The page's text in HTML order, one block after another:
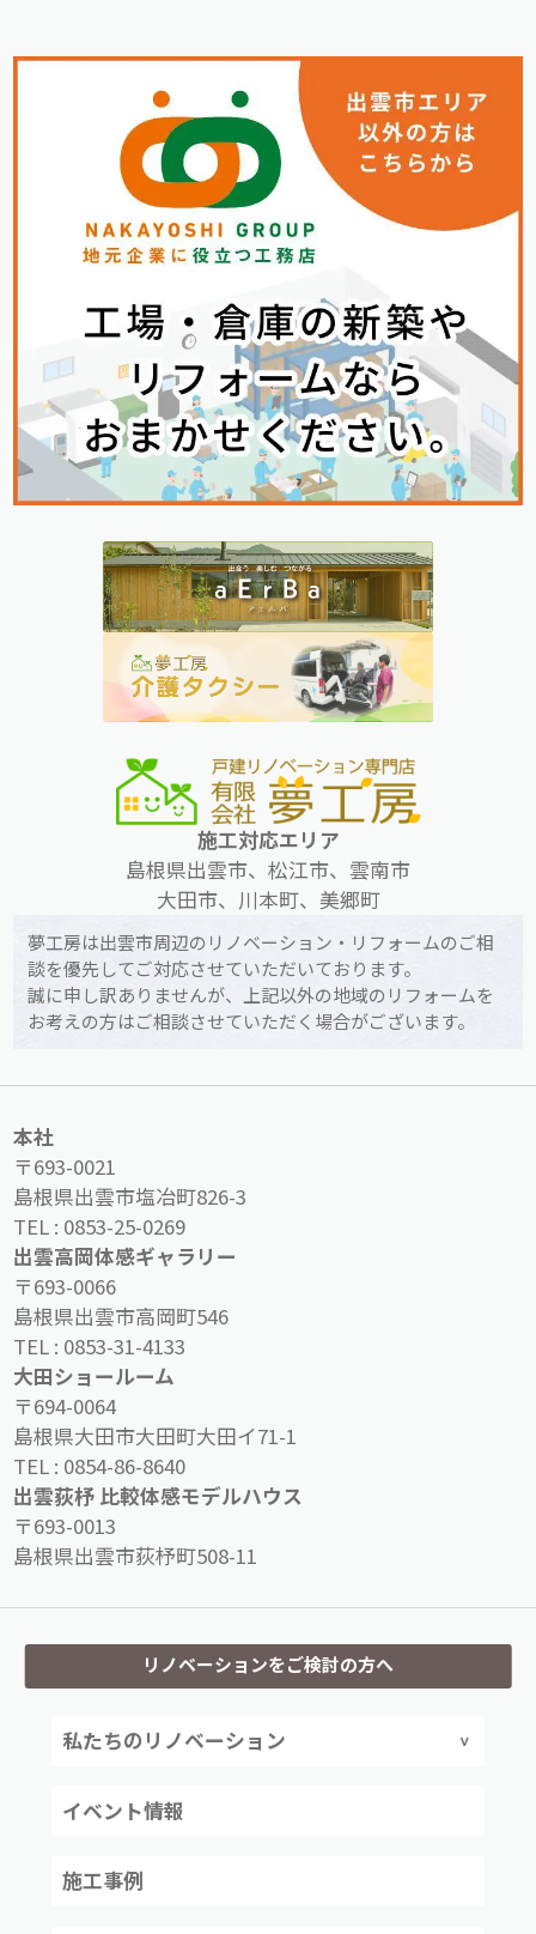
施工対応エリア
島根県出雲市、松江市、雲南市
大田市、川本町、美郷町
夢工房は出雲市周辺のリノベーション・リフォームのご相
談を優先してご対応させていただいております。
誠に申し訳ありませんが、上記以外の地域のリフォームを
お考えの方はご相談させていただく場合がございます。
本社
〒693-0021
島根県出雲市塩冶町826-3
TEL : 0853-25-0269
出雲高岡体感ギャラリー
〒693-0066
島根県出雲市高岡町546
TEL : 0853-31-4133
大田ショールーム
〒694-0064
島根県大田市大田町大田イ71-1
TEL : 0854-86-8640
出雲荻杼 比較体感モデルハウス
〒693-0013
島根県出雲市荻杼町508-11
リノベーションをご検討の方へ
私たちのリノベーション
イベント情報
施工事例